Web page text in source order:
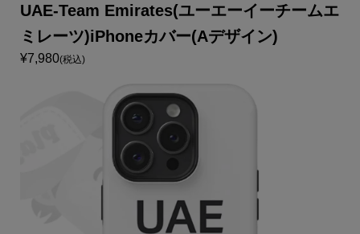
UAE-Team Emirates(ユーエーイーチームエ
ミレーツ)iPhoneカバー(Aデザイン)
¥7,980(税込)